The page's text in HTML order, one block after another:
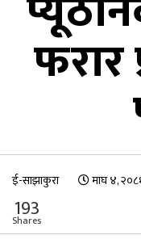
फरार
ई-साझाकुरा माघ ४,
193
Shares